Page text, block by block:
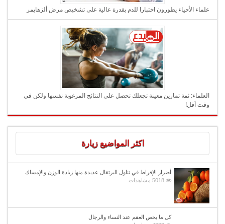
علماء الأحياء يطورون اختبارا للدم بقدرة عالية على تشخيص مرض ألزهايمر
العلماء: ثمة تمارين معينة تجعلك تحصل على النتائج المرغوبة نفسها ولكن في
وقت أقل!
اكثر المواضيع زيارة
أضرار الإفراط في تناول البرتقال عديدة منها زيادة الوزن والإمساك
5018 مشاهدات
كل ما يخص العقم عند النساء والرجال